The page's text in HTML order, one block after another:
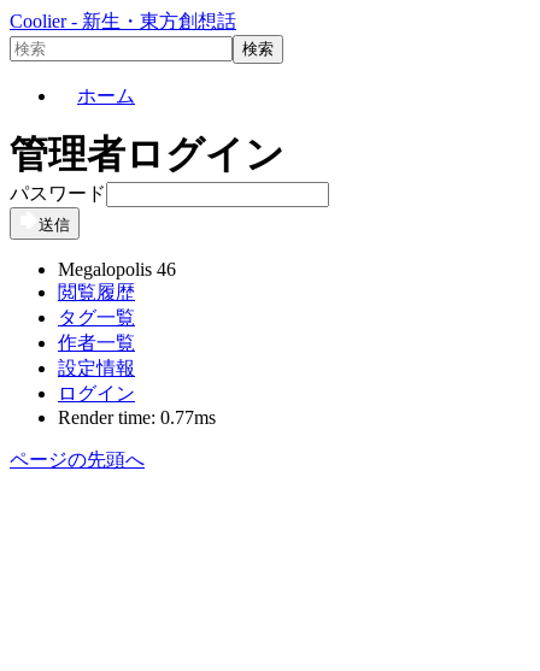
Coolier - 新生・東方創想話
ホーム
管理者ログイン
パスワード
送信
Megalopolis 46
閲覧履歴
タグ一覧
作者一覧
設定情報
ログイン
Render time: 0.77ms
ページの先頭へ